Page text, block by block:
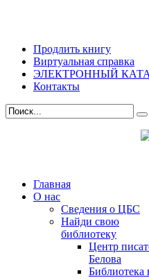
Продлить книгу
Виртуальная справка
ЭЛЕКТРОННЫЙ
Контакты
Главная
О нас
Сведения о ЦБС
Найди свою
библиотеку
Центр
Белова
Библиотека